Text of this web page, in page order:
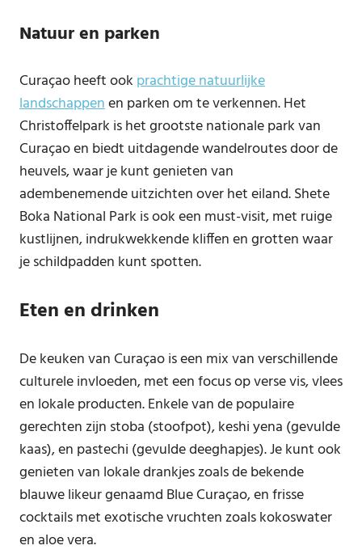
Natuur en parken
Curaçao heeft ook prachtige natuurlijke
landschappenen parken om te verkennen. Het
Christoffelpark is het grootste nationale park van
Curaçao en biedt uitdagende wandelroutes door de
heuvels, waar je kunt genieten van
adembenemende uitzichten over het eiland. Shete
Boka National Park is ook een must-visit, met ruige
kustlijnen, indrukwekkende kliffen en grotten waar
je schildpadden kunt spotten.
Eten en drinken
De keuken van Curaçao is een mix van verschillende
culturele invloeden, met een focus op verse vis, vlees
en lokale producten. Enkele van de populaire
gerechten zijn stoba (stoofpot), keshi yena (gevulde
kaas), en pastechi (gevulde deeghapjes). Je kunt ook
genieten van lokale drankjes zoals de bekende
blauwe likeur genaamd Blue Curaçao, en frisse
cocktails met exotische vruchten zoals kokoswater
en aloe vera.